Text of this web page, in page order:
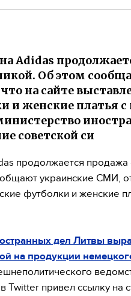
Adidas
Об этом
на сайте
и женские платья с
советской си
продолжается
украинские СМИ,
футболки и женские
дел Литвы
на продукции
Twitter привел ссылку на